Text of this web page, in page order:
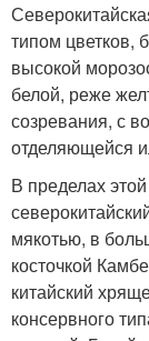
типом цветков,
высокой
белой, реже
созревания, с
отделяющейся
В пределах
мякотью, в
косточкой
китайский
консервного